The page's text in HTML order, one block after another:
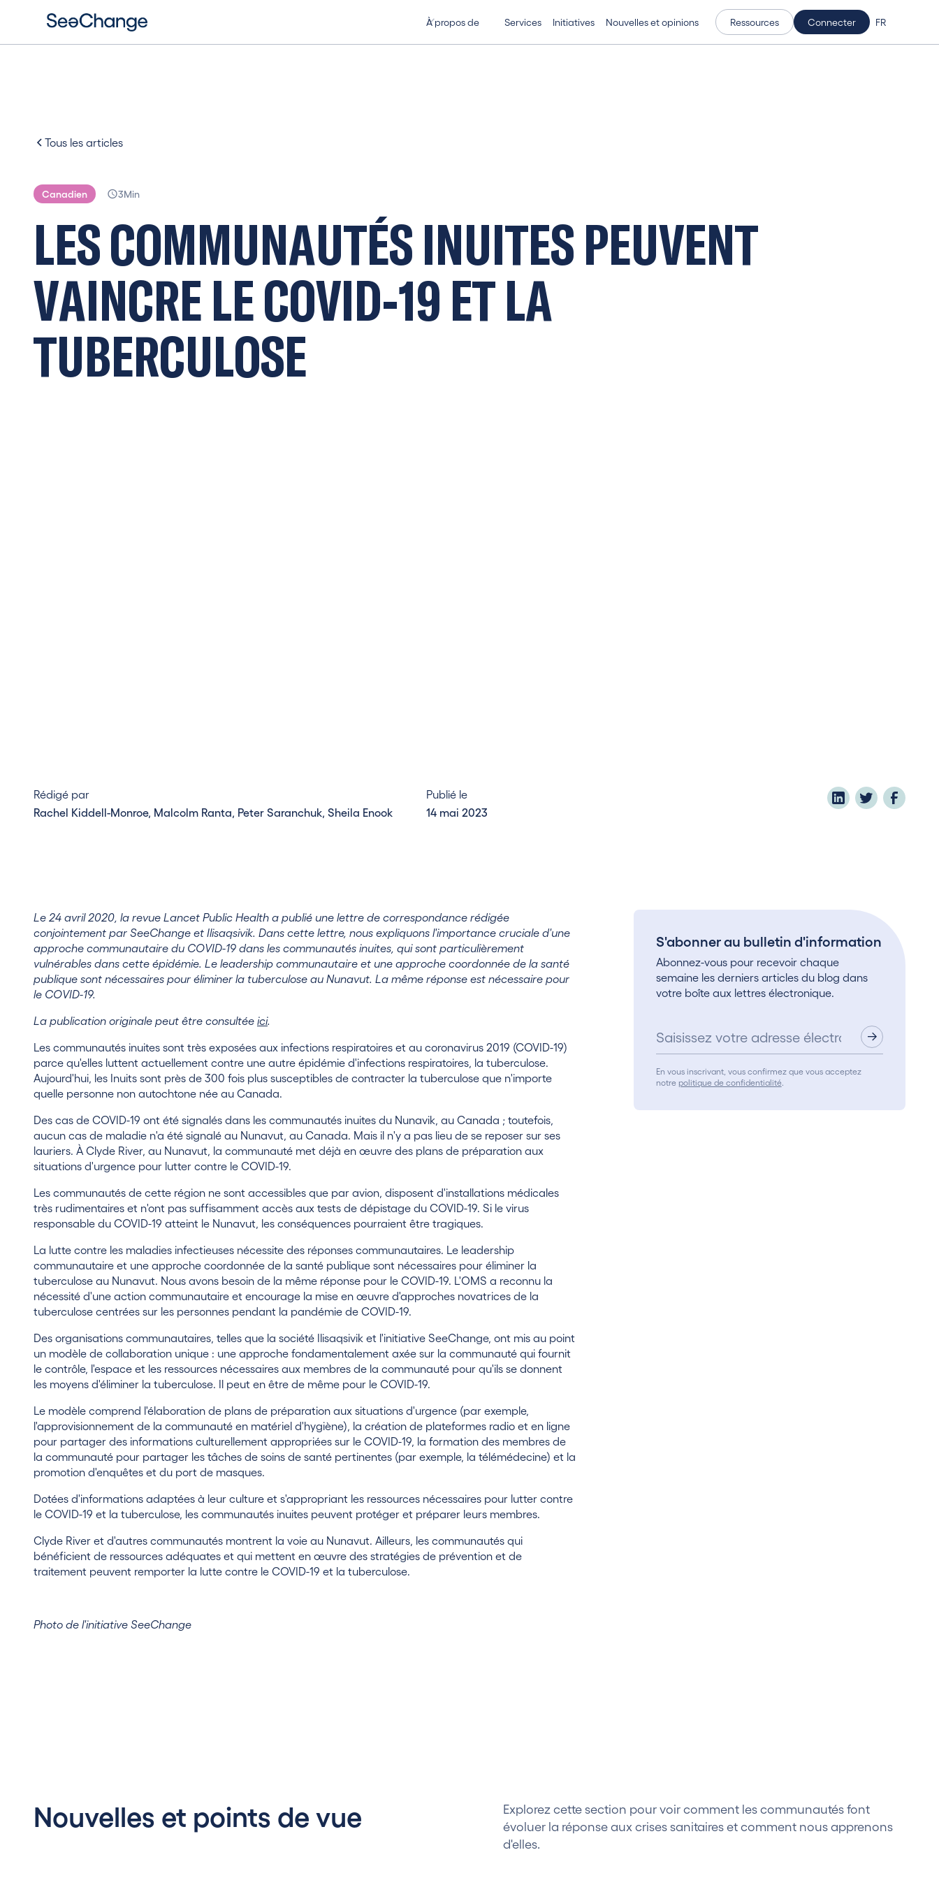
À propos de Services Initiatives Nouvelles et opinions Ressources Connecter FR
Tous les articles
Canadien 3Min
LESCOMMUNAUTÉSINUITESPEUVENT
VAINCRELECOVID-19ETLA
TUBERCULOSE
Rédigé par
Rachel Kiddell-Monroe, Malcolm Ranta, Peter Saranchuk, Sheila Enook
Publié le
14 mai 2023
Le 24 avril 2020, la revue Lancet Public Health a publié une lettre de correspondance rédigée
conjointement par SeeChange et Ilisaqsivik. Dans cette lettre, nous expliquons l'importance cruciale d'une
approche communautaire du COVID-19 dans les communautés inuites, qui sont particulièrement
vulnérables dans cette épidémie. Le leadership communautaire et une approche coordonnée de la santé
publique sont nécessaires pour éliminer la tuberculose au Nunavut. La même réponse est nécessaire pour
le COVID-19.
La publication originale peut être consultée ici.
Les communautés inuites sont très exposées aux infections respiratoires et au coronavirus 2019 (COVID-19)
parce qu'elles luttent actuellement contre une autre épidémie d'infections respiratoires, la tuberculose.
Aujourd'hui, les Inuits sont près de 300 fois plus susceptibles de contracter la tuberculose que n'importe
quelle personne non autochtone née au Canada.
Des cas de COVID-19 ont été signalés dans les communautés inuites du Nunavik, au Canada ; toutefois,
aucun cas de maladie n'a été signalé au Nunavut, au Canada. Mais il n'y a pas lieu de se reposer sur ses
lauriers. À Clyde River, au Nunavut, la communauté met déjà en œuvre des plans de préparation aux
situations d'urgence pour lutter contre le COVID-19.
Les communautés de cette région ne sont accessibles que par avion, disposent d'installations médicales
très rudimentaires et n'ont pas suffisamment accès aux tests de dépistage du COVID-19. Si le virus
responsable du COVID-19 atteint le Nunavut, les conséquences pourraient être tragiques.
La lutte contre les maladies infectieuses nécessite des réponses communautaires. Le leadership
communautaire et une approche coordonnée de la santé publique sont nécessaires pour éliminer la
tuberculose au Nunavut. Nous avons besoin de la même réponse pour le COVID-19. L'OMS a reconnu la
nécessité d'une action communautaire et encourage la mise en œuvre d'approches novatrices de la
tuberculose centrées sur les personnes pendant la pandémie de COVID-19.
Des organisations communautaires, telles que la société Ilisaqsivik et l'initiative SeeChange, ont mis au point
un modèle de collaboration unique : une approche fondamentalement axée sur la communauté qui fournit
le contrôle, l'espace et les ressources nécessaires aux membres de la communauté pour qu'ils se donnent
les moyens d'éliminer la tuberculose. Il peut en être de même pour le COVID-19.
Le modèle comprend l'élaboration de plans de préparation aux situations d'urgence (par exemple,
l'approvisionnement de la communauté en matériel d'hygiène), la création de plateformes radio et en ligne
pour partager des informations culturellement appropriées sur le COVID-19, la formation des membres de
la communauté pour partager les tâches de soins de santé pertinentes (par exemple, la télémédecine) et la
promotion d'enquêtes et du port de masques.
Dotées d'informations adaptées à leur culture et s'appropriant les ressources nécessaires pour lutter contre
le COVID-19 et la tuberculose, les communautés inuites peuvent protéger et préparer leurs membres.
Clyde River et d'autres communautés montrent la voie au Nunavut. Ailleurs, les communautés qui
bénéficient de ressources adéquates et qui mettent en œuvre des stratégies de prévention et de
traitement peuvent remporter la lutte contre le COVID-19 et la tuberculose.
Photo de l'initiative SeeChange
S'abonner au bulletin d'information
Abonnez-vous pour recevoir chaque
semaine les derniers articles du blog dans
votre boîte aux lettres électronique.
En vous inscrivant, vous confirmez que vous acceptez
notre politique de confidentialité.
Nouvelles et points de vue
Explorez cette section pour voir comment les communautés font
évoluer la réponse aux crises sanitaires et comment nous apprenons
d'elles.